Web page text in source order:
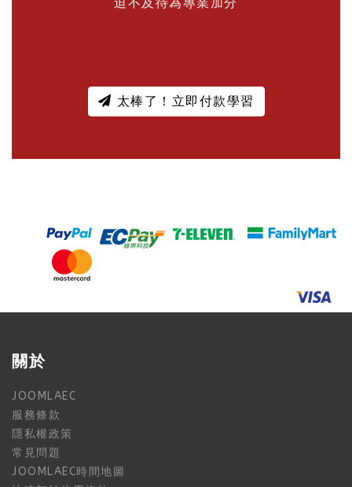
太棒了！立即付款學習
關於
JOOMLAEC
服務條款
隱私權政策
常見問題
JOOMLAEC時間地圖